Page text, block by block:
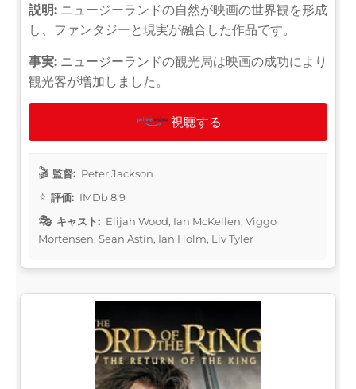
説明: ニュージーランドの自然が映画の世界観を形成
し、ファンタジーと現実が融合した作品です。
事実: ニュージーランドの観光局は映画の成功により
観光客が増加しました。
視聴する
監督: Peter Jackson
評価: IMDb 8.9
キャスト: Elijah Wood, Ian McKellen, Viggo
Mortensen, Sean Astin, Ian Holm, Liv Tyler